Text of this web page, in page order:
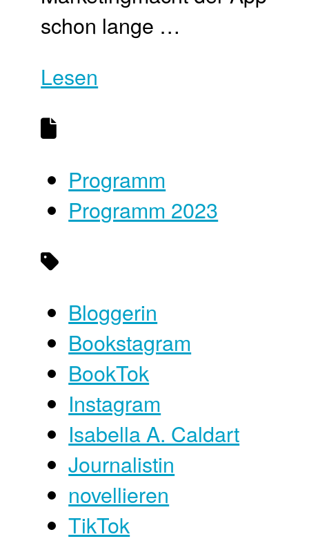
schon lange …
Lesen
Programm
Programm 2023
Bloggerin
Bookstagram
BookTok
Instagram
Isabella A. Caldart
Journalistin
novellieren
TikTok